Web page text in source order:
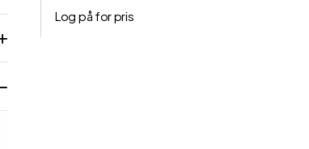
Log på for pris